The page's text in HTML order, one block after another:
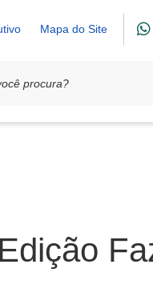
Mapa do Site